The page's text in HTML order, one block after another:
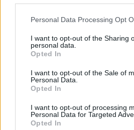
Personal Data Processing Opt
I want to opt-out of the Sharing
personal data.
Opted In
I want to opt-out of the Sale of
Personal Data.
Opted In
I want to opt-out of processing
Personal Data for Targeted
Opted In
ÚLTIMO PARTIDO EN
Viajes Interrías FF - At.
YouTube
Real Madrid TV
Aragón Deporte
RealOviedo YouTube
1